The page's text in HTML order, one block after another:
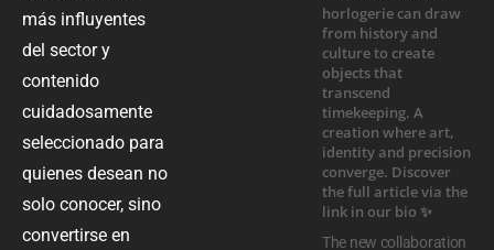
más influyentes
del sector y
contenido
cuidadosamente
seleccionado para
quienes desean no
solo conocer, sino
convertirse en
The new collaboration